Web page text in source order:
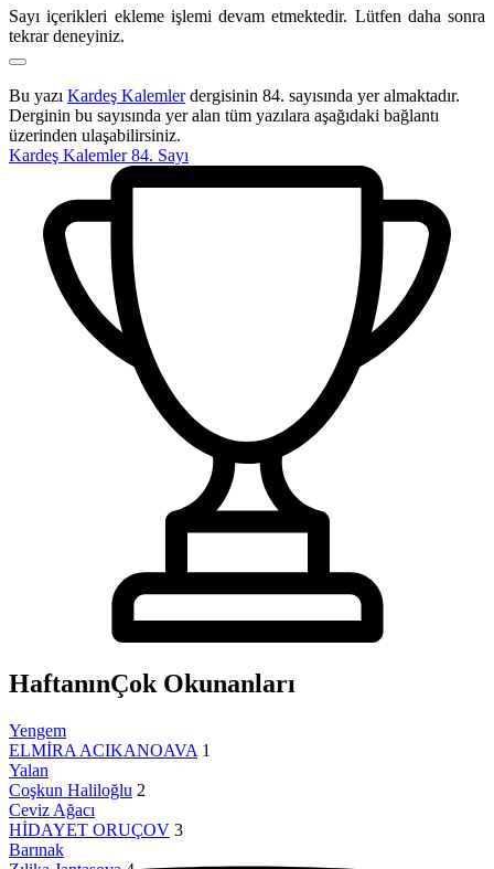
Sayı içerikleri ekleme işlemi devam etmektedir. Lütfen daha sonra
tekrar deneyiniz.
Bu yazı Kardeş Kalemlerdergisinin 84. sayısında yer almaktadır.
Derginin bu sayısında yer alan tüm yazılara aşağıdaki bağlantı
üzerinden ulaşabilirsiniz.
Kardeş Kalemler 84. Sayı
HaftanınÇok Okunanları
Yengem
ELMİRA ACIKANOAVA 1
Yalan
Coşkun Haliloğlu 2
Ceviz Ağacı
HİDAYET ORUÇOV 3
Barınak